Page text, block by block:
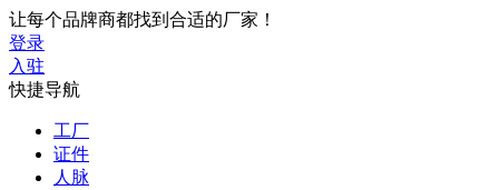
让每个品牌商都找到合适的厂家！
登录
入驻
快捷导航
工厂
证件
人脉